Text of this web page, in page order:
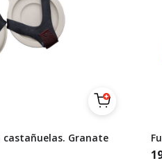
Granate